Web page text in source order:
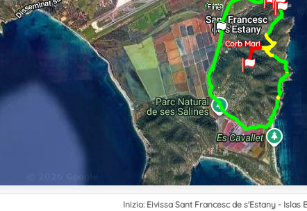
Inizio
Fine
Corb Mari
Inizio: Eivissa Sant Francesc de s'Estany - Islas